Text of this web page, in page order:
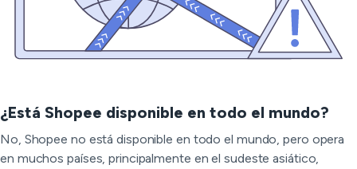
¿Está Shopee disponible en todo el mundo?
No, Shopee no está disponible en todo el mundo, pero opera
en muchos países, principalmente en el sudeste asiático,